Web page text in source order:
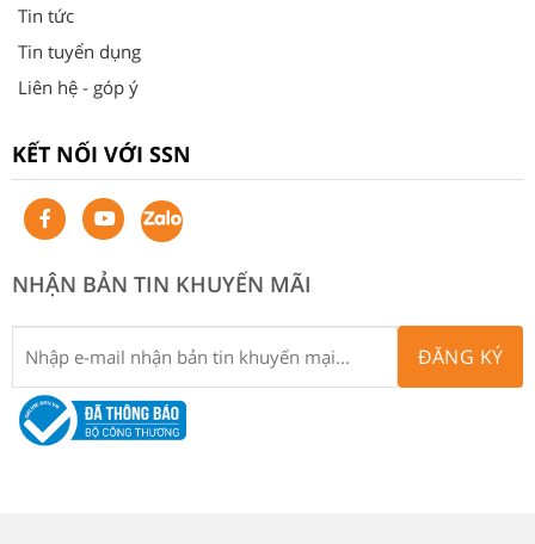
Tin tức
Tin tuyển dụng
Liên hệ - góp ý
KẾT NỐI VỚI SSN
NHẬN BẢN TIN KHUYẾN MÃI
ĐĂNG KÝ